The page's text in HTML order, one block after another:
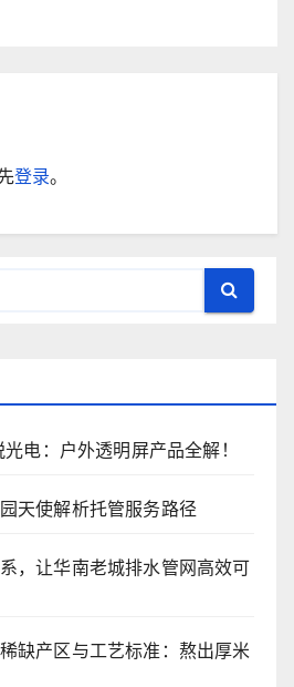
登录。
电：户外透明屏产品全解！
天使解析托管服务路径
，让华南老城排水管网高效可
缺产区与工艺标准：熬出厚米